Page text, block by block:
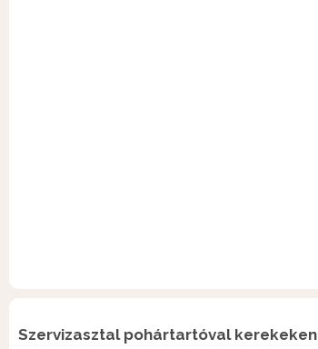
Szervizasztal pohártartóval kerekeken